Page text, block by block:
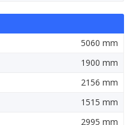
5060 mm
1900 mm
2156 mm
1515 mm
2995 mm